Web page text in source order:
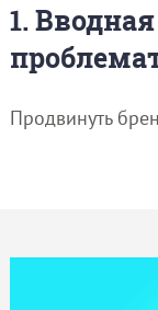
1.
Продвинуть